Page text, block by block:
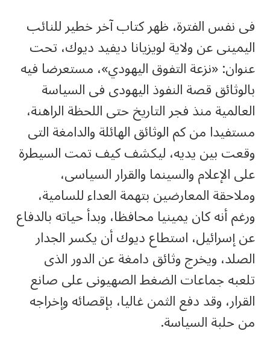
فى نفس الفترة، ظهر كتاب آخر خطير للنائب
اليمينى عن ولاية لويزيانا ديفيد ديوك، تحت
عنوان: «نزعة التفوق اليهودي»، مستعرضا فيه
بالوثائق قصة النفوذ اليهودى فى السياسة
العالمية منذ فجر التاريخ حتى اللحظة الراهنة،
مستفيدا من كم الوثائق الهائلة والدامغة التى
وقعت بين يديه، ليكشف كيف تمت السيطرة
على الإعلام والسينما والقرار السياسى،
وملاحقة المعارضين بتهمة العداء للسامية،
ورغم أنه كان يمينيا محافظا، وبدأ حياته بالدفاع
عن إسرائيل، استطاع ديوك أن يكسر الجدار
الصلد، ويخرج وثائق دامغة عن الدور الذى
تلعبه جماعات الضغط الصهيونى على صانع
القرار، وقد دفع الثمن غاليا، بإقصائه وإخراجه
من حلبة السياسة.